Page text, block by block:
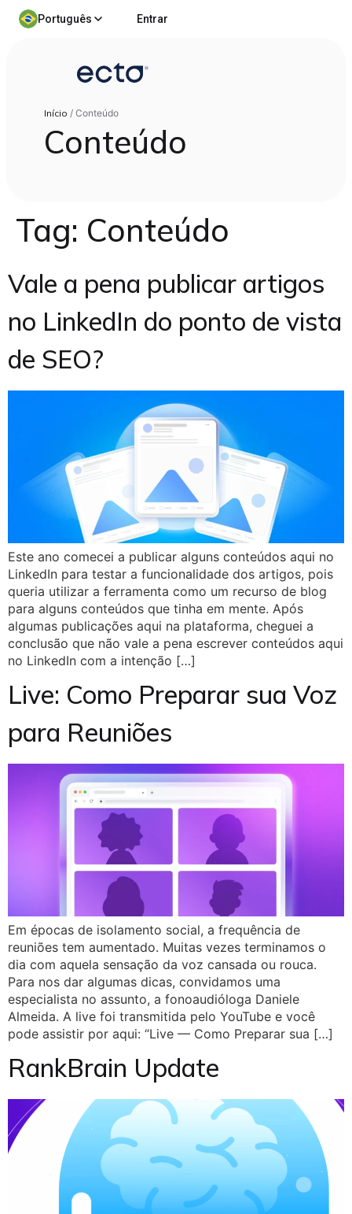
Português Entrar
Início / Conteúdo
Conteúdo
Tag: Conteúdo
Vale a pena publicar artigos
no LinkedIn do ponto de vista
de SEO?
Este ano comecei a publicar alguns conteúdos aqui no
LinkedIn para testar a funcionalidade dos artigos, pois
queria utilizar a ferramenta como um recurso de blog
para alguns conteúdos que tinha em mente. Após
algumas publicações aqui na plataforma, cheguei a
conclusão que não vale a pena escrever conteúdos aqui
no LinkedIn com a intenção […]
Live: Como Preparar sua Voz
para Reuniões
Em épocas de isolamento social, a frequência de
reuniões tem aumentado. Muitas vezes terminamos o
dia com aquela sensação da voz cansada ou rouca.
Para nos dar algumas dicas, convidamos uma
especialista no assunto, a fonoaudióloga Daniele
Almeida. A live foi transmitida pelo YouTube e você
pode assistir por aqui: “Live — Como Preparar sua […]
RankBrain Update